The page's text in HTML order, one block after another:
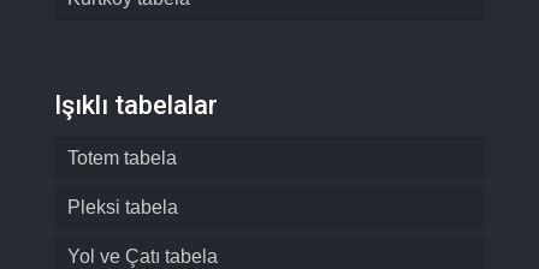
Işıklı tabelalar
Totem tabela
Pleksi tabela
Yol ve Çatı tabela